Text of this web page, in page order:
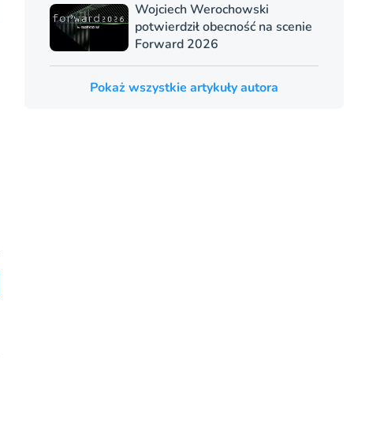
Wojciech Werochowski
potwierdził obecność na scenie
Forward 2026
Pokaż wszystkie artykuły autora